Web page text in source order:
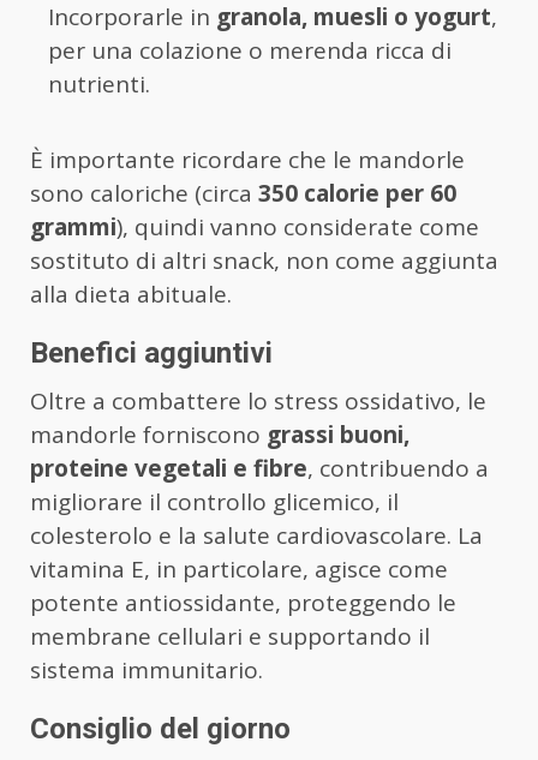
Incorporarle in granola, muesli o yogurt,
per una colazione o merenda ricca di
nutrienti.
È importante ricordare che le mandorle
sono caloriche (circa 350 calorie per 60
grammi), quindi vanno considerate come
sostituto di altri snack, non come aggiunta
alla dieta abituale.
Benefici aggiuntivi
Oltre a combattere lo stress ossidativo, le
mandorle forniscono grassi buoni,
proteine vegetali e fibre, contribuendo a
migliorare il controllo glicemico, il
colesterolo e la salute cardiovascolare. La
vitamina E, in particolare, agisce come
potente antiossidante, proteggendo le
membrane cellulari e supportando il
sistema immunitario.
Consiglio del giorno